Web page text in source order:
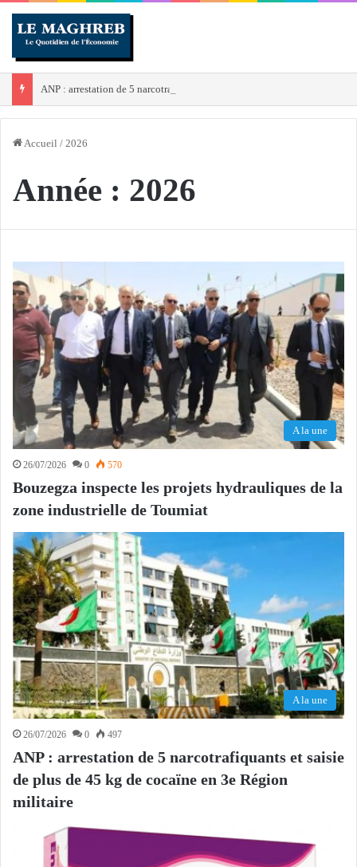
Accueil / 2026
Année : 2026
A la une
26/07/2026 0 570
Bouzegza inspecte les projets hydrauliques de la
zone industrielle de Toumiat
A la une
26/07/2026 0 497
ANP : arrestation de 5 narcotrafiquants et saisie
de plus de 45 kg de cocaïne en 3e Région
militaire